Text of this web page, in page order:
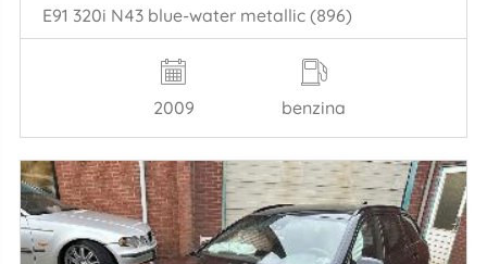
E91 320i N43 blue-water metallic (896)
2009 benzina